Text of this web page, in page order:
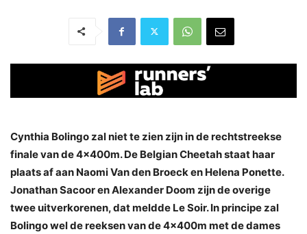
Cynthia Bolingo zal niet te zien zijn in de rechtstreekse
finale van de 4x400m. De Belgian Cheetah staat haar
plaats af aan Naomi Van den Broeck en Helena Ponette.
Jonathan Sacoor en Alexander Doom zijn de overige
twee uitverkorenen, dat meldde Le Soir. In principe zal
Bolingo wel de reeksen van de 4x400m met de dames